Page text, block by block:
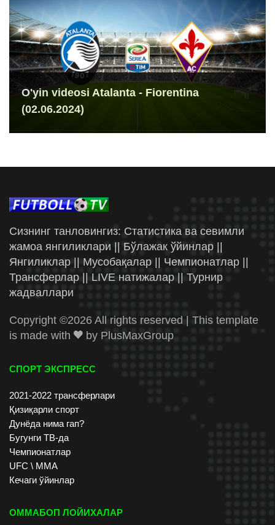
O'yin videosi Atalanta - Fiorentina
(02.06.2024)
Сизнинг танловингиз: Статистика ва севимли
жамоа янгиликлари || Бўлажак ўйинлар ||
Янгиликлар || Мусобақалар || Чемпионатлар ||
Трансферлар || LIVE натижалар || Турнир
жадваллари
Copyright ©2026 All rights reserved | This template
is made with
by PlusMaxGroup
СПОРТ ЭКСПРЕСС
2021-2022 трансферлари
Қизиқарли спорт
Дунёда нима гап?
Бугунги ТВ-да
Чемпионатлар
UFC \ ММА
Кечаги ўйинлар
ОММАБОП ЛОЙИХАЛАР